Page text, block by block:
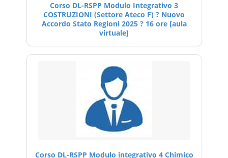
Corso DL-RSPP Modulo Integrativo 3
COSTRUZIONI (Settore Ateco F) ? Nuovo
Accordo Stato Regioni 2025 ? 16 ore [aula
virtuale]
Corso DL-RSPP Modulo integrativo 4 Chimico